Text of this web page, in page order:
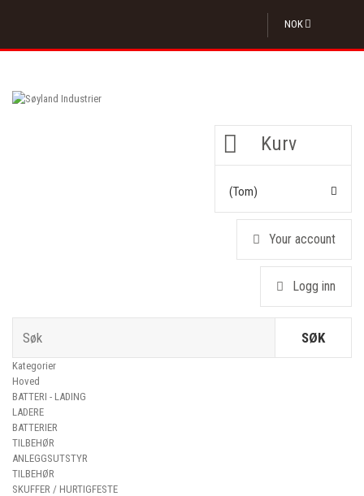
NOK
Kurv
(tom)
Your account
Logg inn
SØK
Kategorier
Hoved
BATTERI - LADING
LADERE
BATTERIER
TILBEHØR
ANLEGGSUTSTYR
TILBEHØR
SKUFFER / HURTIGFESTE